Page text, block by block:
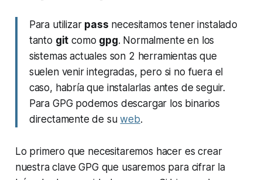
Para utilizar pass necesitamos tener instalado
tanto git como gpg. Normalmente en los
sistemas actuales son 2 herramientas que
suelen venir integradas, pero si no fuera el
caso, habría que instalarlas antes de seguir.
Para GPG podemos descargar los binarios
directamente de suweb.
Lo primero que necesitaremos hacer es crear
nuestra clave GPG que usaremos para cifrar la